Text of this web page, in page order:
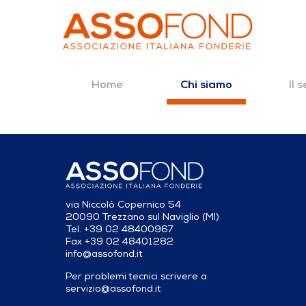
Home Chi siamo Il
via Niccolò Copernico 54
20090 Trezzano sul Naviglio (MI)
Tel. +39 02 48400967
Fax +39 02 48401282
info@assofond.it
Per problemi tecnici scrivere a
servizio@assofond.it